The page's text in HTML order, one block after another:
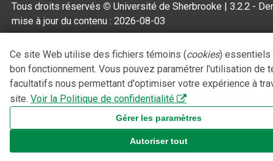
Tous droits réservés © Université de Sherbrooke |3.2.2 -
mise à jour du contenu :2026-08-03
Ce site Web utilise des fichiers témoins (cookies) essentiels
bon fonctionnement. Vous pouvez paramétrer l'utilisation de
facultatifs nous permettant d'optimiser votre expérience à
site. Voir la Politique de confidentialité
Gérer les paramètres
Autoriser tout